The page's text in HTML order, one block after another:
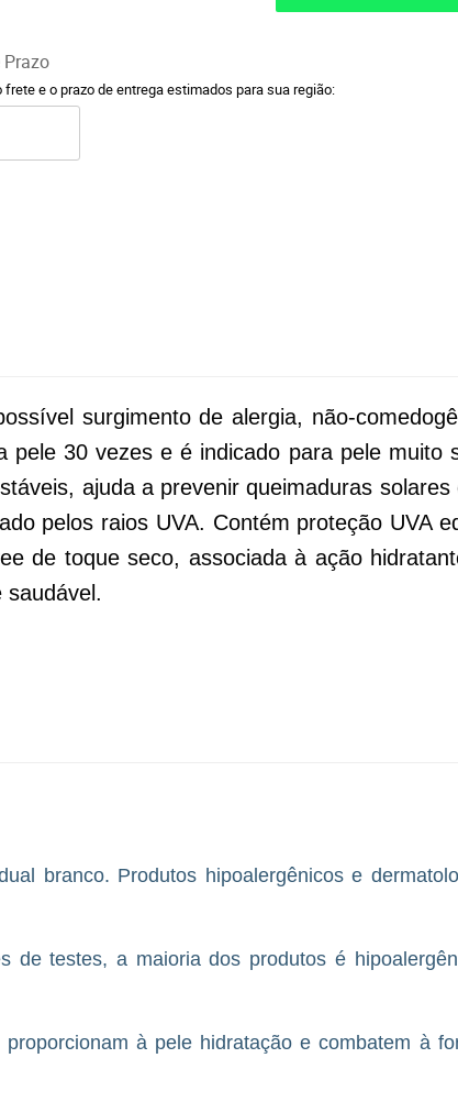
Prazo
frete e o prazo de entrega estimados para sua região:
surgimento de alergia, não-
30 vezes e é indicado para pele muito
ajuda a prevenir queimaduras solares
pelos raios UVA. Contém proteção UVA
de toque seco, associada à ação
branco. Produtos hipoalergênicos e
de testes, a maioria dos produtos é
à pele hidratação e combatem à